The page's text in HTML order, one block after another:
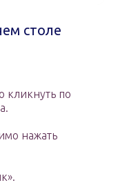
столе
по
нажать